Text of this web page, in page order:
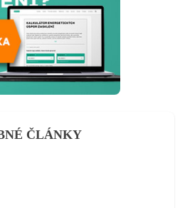
ČLÁNKY